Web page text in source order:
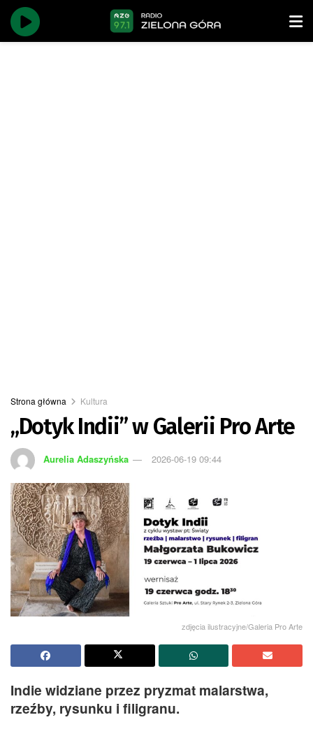
Strona główna Kultura
„Dotyk Indii” w Galerii Pro Arte
Aurelia Adaszyńska 2026-06-19 09:44
zdjęcia ilustracyjne/Galeria Pro Arte
Indie widziane przez pryzmat malarstwa,
rzeźby, rysunku i filigranu.